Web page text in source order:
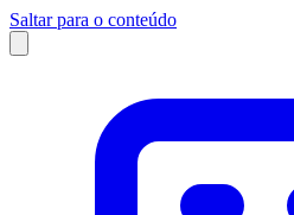
Saltar para o conteúdo